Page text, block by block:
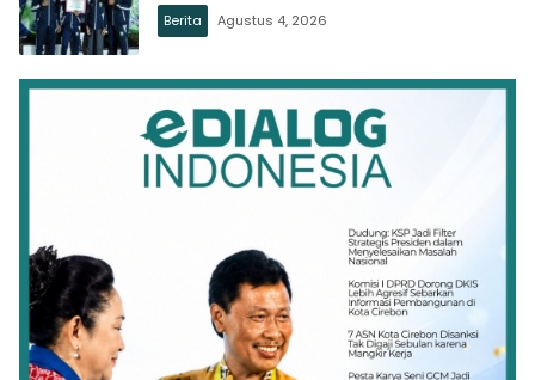
Berita Agustus 4, 2026